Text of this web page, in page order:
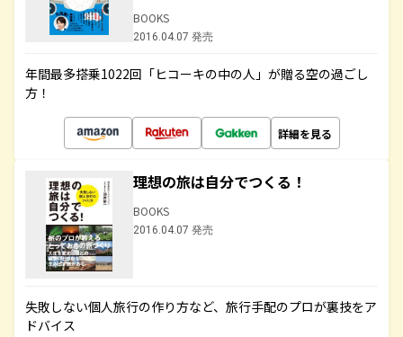
BOOKS
2016.04.07 発売
年間最多搭乗1022回「ヒコーキの中の人」が贈る空の過ごし
方！
詳細を見る
理想の旅は自分でつくる！
BOOKS
2016.04.07 発売
失敗しない個人旅行の作り方など、旅行手配のプロが裏技をア
ドバイス